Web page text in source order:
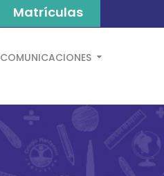
Matrículas
COMUNICACIONES